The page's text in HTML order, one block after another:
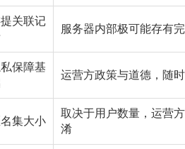
关联记
服务器内部极可能存有
保障基
运营方政策与道德，随
集大小
取决于用户数量，运营
淆